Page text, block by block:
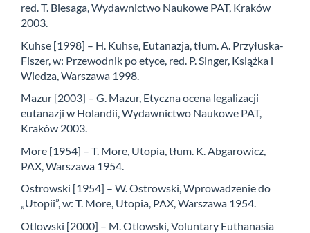
red. T. Biesaga, Wydawnictwo Naukowe PAT, Kraków
2003.
Kuhse [1998] – H. Kuhse, Eutanazja, tłum. A. Przyłuska-
Fiszer, w: Przewodnik po etyce, red. P. Singer, Książka i
Wiedza, Warszawa 1998.
Mazur [2003] – G. Mazur, Etyczna ocena legalizacji
eutanazji w Holandii, Wydawnictwo Naukowe PAT,
Kraków 2003.
More [1954] – T. More, Utopia, tłum. K. Abgarowicz,
PAX, Warszawa 1954.
Ostrowski [1954] – W. Ostrowski, Wprowadzenie do
„Utopii”, w: T. More, Utopia, PAX, Warszawa 1954.
Otlowski [2000] – M. Otlowski, Voluntary Euthanasia